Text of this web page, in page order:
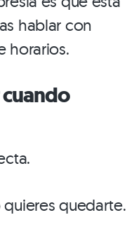
hablar con
horarios.
quedarte.